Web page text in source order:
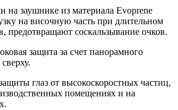
на заушнике из материала Evoprene
на височную часть при длительном
предотвращают соскальзывание очков.
защита за счет панорамного
глаз от высокоскоростных частиц,
помещениях и на